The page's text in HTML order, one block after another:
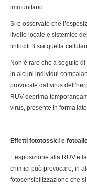
immunitario.
Si è osservato che
livello locale e sistemico
linfociti B sia quella
Non è raro che a seguito
in alcuni individui
provocate dal virus
RUV deprima
virus, presente in forma
Effetti fototossici e
L’esposizione alla RUV e
chimici può provocare, in
fotosensibilizzazione che